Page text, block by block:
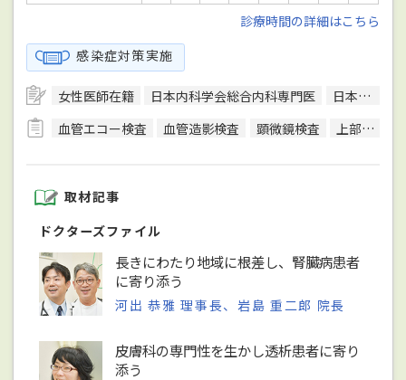
診療時間の詳細はこちら
感染症対策実施
女性医師在籍 日本内科学会総合内科専門医
日本皮膚科学会皮膚科専門医
血管エコー検査
血管造影検査 顕微鏡検査 上部内視鏡検査
取材記事
ドクターズファイル
長きにわたり地域に根差し、腎臓病患者
に寄り添う
河出 恭雅 理事長、岩島 重二郎 院長
皮膚科の専門性を生かし透析患者に寄り
添う